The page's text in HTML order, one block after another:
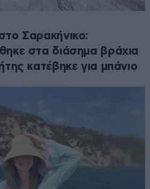
Σαρακήνικο:
στα διάσημα βράχια
κατέβηκε για μπάνιο